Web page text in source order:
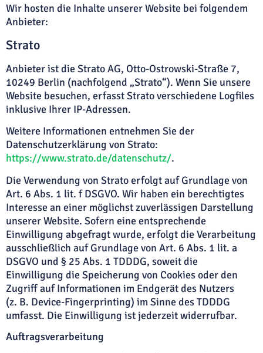
Wir hosten die Inhalte unserer Website bei folgendem
Anbieter:
Strato
Anbieter ist die Strato AG, Otto-Ostrowski-Straße 7,
10249 Berlin (nachfolgend „Strato“). Wenn Sie unsere
Website besuchen, erfasst Strato verschiedene Logfiles
inklusive Ihrer IP-Adressen.
Weitere Informationen entnehmen Sie der
Datenschutzerklärung von Strato:
https://www.strato.de/datenschutz/.
Die Verwendung von Strato erfolgt auf Grundlage von
Art. 6 Abs. 1 lit. f DSGVO. Wir haben ein berechtigtes
Interesse an einer möglichst zuverlässigen Darstellung
unserer Website. Sofern eine entsprechende
Einwilligung abgefragt wurde, erfolgt die Verarbeitung
ausschließlich auf Grundlage von Art. 6 Abs. 1 lit. a
DSGVO und § 25 Abs. 1 TDDDG, soweit die
Einwilligung die Speicherung von Cookies oder den
Zugriff auf Informationen im Endgerät des Nutzers
(z. B. Device-Fingerprinting) im Sinne des TDDDG
umfasst. Die Einwilligung ist jederzeit widerrufbar.
Auftragsverarbeitung